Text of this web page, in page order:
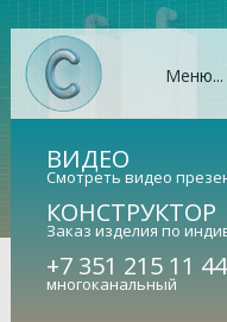
Меню...
ВИДЕО
Смотреть видео
КОНСТРУКТОР
Заказ изделия по
+7 351 215 11 44
многоканальный